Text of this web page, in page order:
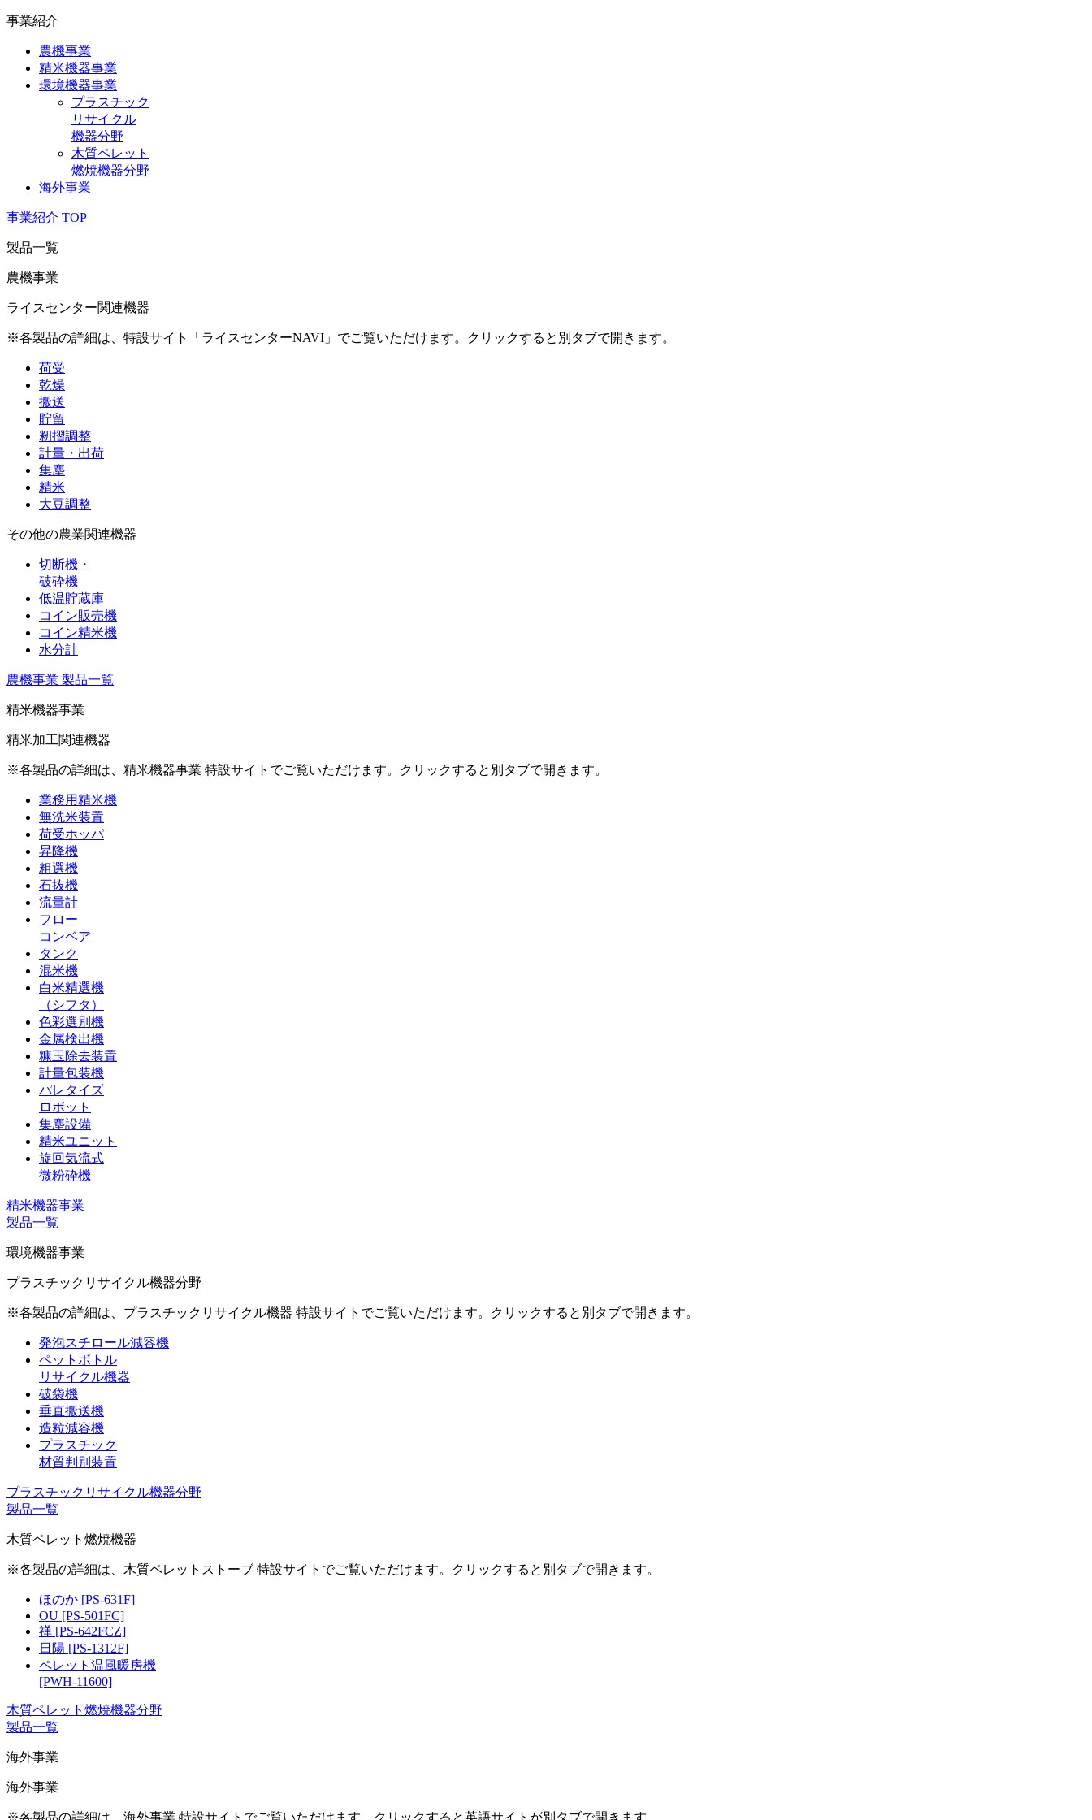
事業紹介
農機事業
精米機器事業
環境機器事業
プラスチック
リサイクル
機器分野
木質ペレット
燃焼機器分野
海外事業
事業紹介 TOP
製品一覧
農機事業
ライスセンター関連機器
※各製品の詳細は、特設サイト「ライスセンターNAVI」でご覧いただけます。クリックすると別タブで開きます。
荷受
乾燥
搬送
貯留
籾摺調整
計量・出荷
集塵
精米
大豆調整
その他の農業関連機器
切断機・
破砕機
低温貯蔵庫
コイン販売機
コイン精米機
水分計
農機事業 製品一覧
精米機器事業
精米加工関連機器
※各製品の詳細は、精米機器事業 特設サイトでご覧いただけます。クリックすると別タブで開きます。
業務用精米機
無洗米装置
荷受ホッパ
昇降機
粗選機
石抜機
流量計
フロー
コンベア
タンク
混米機
白米精選機
（シフタ）
色彩選別機
金属検出機
糠玉除去装置
計量包装機
パレタイズ
ロボット
集塵設備
精米ユニット
旋回気流式
微粉砕機
精米機器事業
製品一覧
環境機器事業
プラスチックリサイクル機器分野
※各製品の詳細は、プラスチックリサイクル機器 特設サイトでご覧いただけます。クリックすると別タブで開きます。
発泡スチロール減容機
ペットボトル
リサイクル機器
破袋機
垂直搬送機
造粒減容機
プラスチック
材質判別装置
プラスチックリサイクル機器分野
製品一覧
木質ペレット燃焼機器
※各製品の詳細は、木質ペレットストーブ 特設サイトでご覧いただけます。クリックすると別タブで開きます。
ほのか [PS-631F]
OU [PS-501FC]
禅 [PS-642FCZ]
日陽 [PS-1312F]
ペレット温風暖房機
[PWH-11600]
木質ペレット燃焼機器分野
製品一覧
海外事業
海外事業
※各製品の詳細は、海外事業 特設サイトでご覧いただけます。クリックすると英語サイトが別タブで開きます。